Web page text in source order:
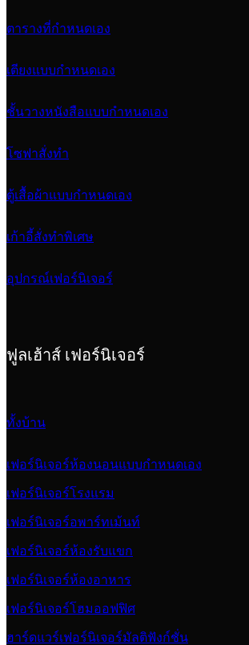
ตารางที่กำหนดเอง
เตียงแบบกำหนดเอง
ชั้นวางหนังสือแบบกำหนดเอง
โซฟาสั่งทำ
ตู้เสื้อผ้าแบบกำหนดเอง
เก้าอี้สั่งทำพิเศษ
อุปกรณ์เฟอร์นิเจอร์
ฟูลเฮ้าส์ เฟอร์นิเจอร์
ทั้งบ้าน
เฟอร์นิเจอร์ห้องนอนแบบกำหนดเอง
เฟอร์นิเจอร์โรงแรม
เฟอร์นิเจอร์อพาร์ทเม้นท์
เฟอร์นิเจอร์ห้องรับแขก
เฟอร์นิเจอร์ห้องอาหาร
เฟอร์นิเจอร์โฮมออฟฟิศ
ฮาร์ดแวร์เฟอร์นิเจอร์มัลติฟังก์ชั่น